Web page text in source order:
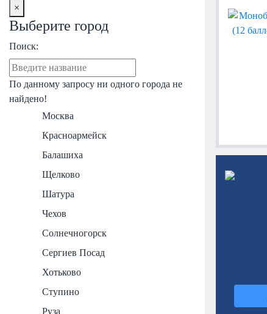
×
Выберите город
Поиск:
По данному запросу ни одного города не
найдено!
Москва
Красноармейск
Балашиха
Щелково
Шатура
Чехов
Солнечногорск
Сергиев Посад
Хотьково
Ступино
Руза